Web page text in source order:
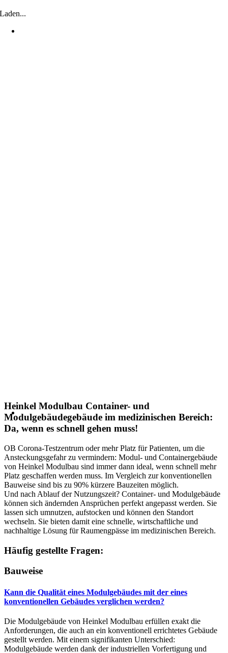
Laden...
Heinkel Modulbau Container- und
Modulgebäudegebäude im medizinischen Bereich:
Da, wenn es schnell gehen muss!
OB Corona-Testzentrum oder mehr Platz für Patienten, um die
Ansteckungsgefahr zu vermindern: Modul- und Containergebäude
von Heinkel Modulbau sind immer dann ideal, wenn schnell mehr
Platz geschaffen werden muss. Im Vergleich zur konventionellen
Bauweise sind bis zu 90% kürzere Bauzeiten möglich.
Und nach Ablauf der Nutzungszeit? Container- und Modulgebäude
können sich ändernden Ansprüchen perfekt angepasst werden. Sie
lassen sich umnutzen, aufstocken und können den Standort
wechseln. Sie bieten damit eine schnelle, wirtschaftliche und
nachhaltige Lösung für Raumengpässe im medizinischen Bereich.
Häufig gestellte Fragen:
Bauweise
Kann die Qualität eines Modulgebäudes mit der eines
konventionellen Gebäudes verglichen werden?
Die Modulgebäude von Heinkel Modulbau erfüllen exakt die
Anforderungen, die auch an ein konventionell errichtetes Gebäude
gestellt werden. Mit einem signifikanten Unterschied:
Modulgebäude werden dank der industriellen Vorfertigung und